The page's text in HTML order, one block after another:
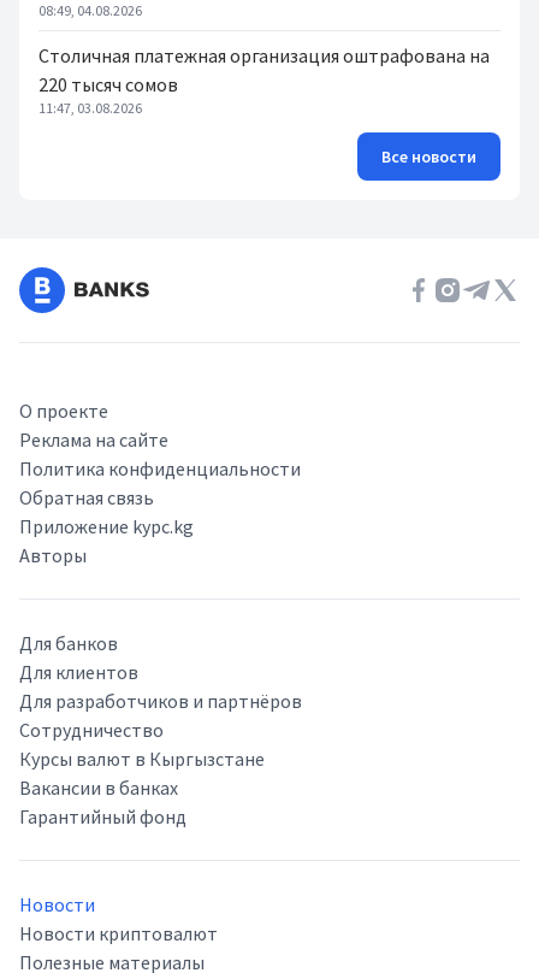
08:49, 04.08.2026
Столичная платежная организация оштрафована на
220 тысяч сомов
11:47, 03.08.2026
Все новости
О проекте
Реклама на сайте
Политика конфиденциальности
Обратная связь
Приложение kypc.kg
Авторы
Для банков
Для клиентов
Для разработчиков и партнёров
Сотрудничество
Курсы валют в Кыргызстане
Вакансии в банках
Гарантийный фонд
Новости
Новости криптовалют
Полезные материалы